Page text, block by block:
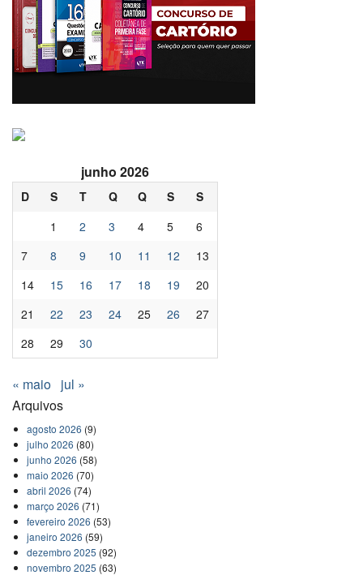
junho 2026
D S T Q Q S
S
1
2 3 4 5
6
7
8 9 10 11 12
13
14
15 16 17 18 19
20
21
22 23 24 25 26
27
28
29 30
« maio jul »
Arquivos
agosto 2026 (9)
julho 2026 (80)
junho 2026 (58)
maio 2026 (70)
abril 2026 (74)
março 2026 (71)
fevereiro 2026 (53)
janeiro 2026 (59)
dezembro 2025 (92)
novembro 2025 (63)